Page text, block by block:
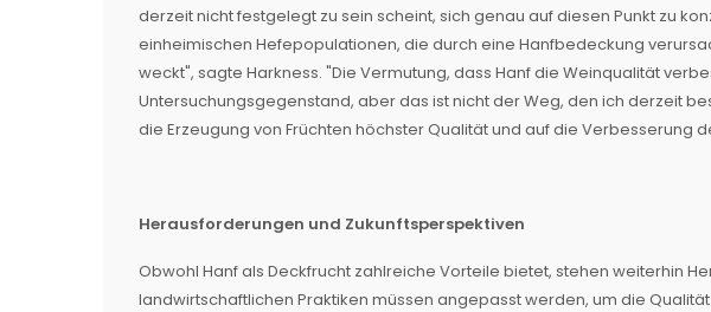
derzeit nicht festgelegt zu sein scheint, sich genau auf diesen Punkt zu
einheimischen Hefepopulationen, die durch eine Hanfbedeckung
weckt", sagte Harkness. "Die Vermutung, dass Hanf die Weinqualität
Untersuchungsgegenstand, aber das ist nicht der Weg, den ich derzeit
die Erzeugung von Früchten höchster Qualität und auf die Verbesserung
Herausforderungen und Zukunftsperspektiven
Obwohl Hanf als Deckfrucht zahlreiche Vorteile bietet, stehen weiterhin
landwirtschaftlichen Praktiken müssen angepasst werden, um die